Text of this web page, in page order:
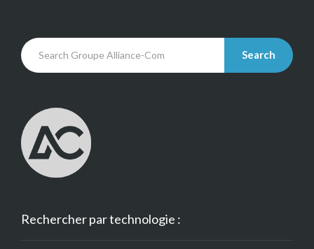
Search
Rechercher par technologie :